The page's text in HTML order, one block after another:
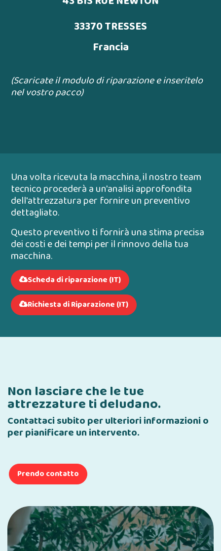
33370 TRESSES
Francia
(Scaricate il modulo di riparazione e inseritelo
nel vostro pacco)
Una volta ricevuta la macchina, il nostro team
tecnico procederà a un'analisi approfondita
dell'attrezzatura per fornire un preventivo
dettagliato.
Questo preventivo ti fornirà una stima precisa
dei costi e dei tempi per il rinnovo della tua
macchina.
Scheda di riparazione (IT)
Richiesta di Riparazione (IT)
Non lasciare che le tue
attrezzature ti deludano.
Contattaci subito per ulteriori informazioni o
per pianificare un intervento.
Prendo contatto